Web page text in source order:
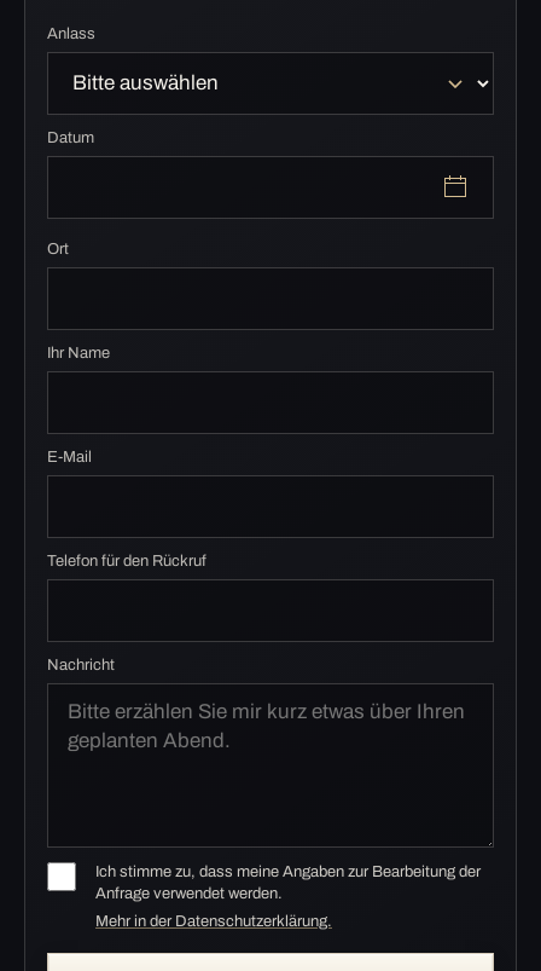
Anlass
Datum
Ort
Ihr Name
E-Mail
Telefon für den Rückruf
Nachricht
Ich stimme zu, dass meine Angaben zur Bearbeitung der
Anfrage verwendet werden.
Mehr in der Datenschutzerklärung.